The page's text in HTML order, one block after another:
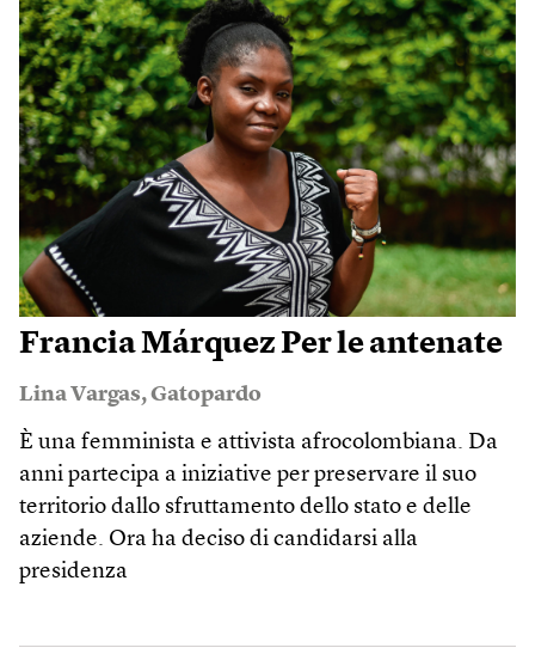
Francia Márquez Per le antenate
Lina Vargas,Gatopardo
È una femminista e attivista afrocolombiana. Da
anni partecipa a iniziative per preservare il suo
territorio dallo sfruttamento dello stato e delle
aziende. Ora ha deciso di candidarsi alla
presidenza